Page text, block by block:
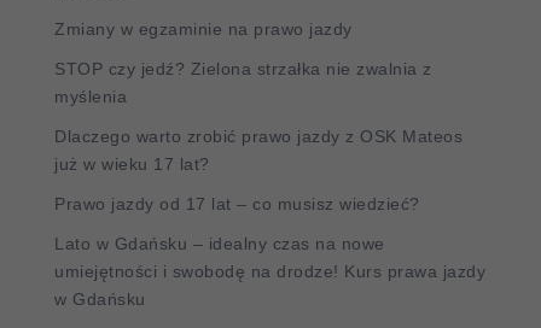
Zmiany w egzaminie na prawo jazdy
STOP czy jedź? Zielona strzałka nie zwalnia z
myślenia
Dlaczego warto zrobić prawo jazdy z OSK Mateos
już w wieku 17 lat?
Prawo jazdy od 17 lat – co musisz wiedzieć?
Lato w Gdańsku – idealny czas na nowe
umiejętności i swobodę na drodze! Kurs prawa jazdy
w Gdańsku